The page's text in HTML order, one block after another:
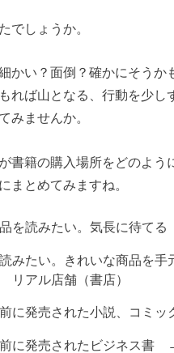
でしょうか。
かい？面倒？確かにそうか
れば山となる、行動を少し
みませんか。
書籍の購入場所をどのよう
まとめてみますね。
品を読みたい。気長に待
みたい。きれいな商品を手
アル店舗（書店）
前に発売された小説、コ
前に発売されたビジネス